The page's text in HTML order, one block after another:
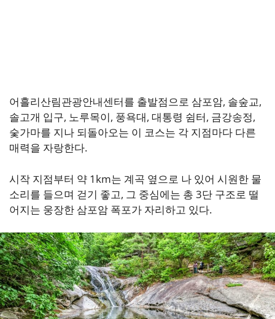
어흘리산림관광안내센터를 출발점으로 삼포암, 솔숲교,
솔고개 입구, 노루목이, 풍욕대, 대통령 쉼터, 금강송정,
숯가마를 지나 되돌아오는 이 코스는 각 지점마다 다른
매력을 자랑한다.
시작 지점부터 약 1km는 계곡 옆으로 나 있어 시원한 물
소리를 들으며 걷기 좋고, 그 중심에는 총 3단 구조로 떨
어지는 웅장한 삼포암 폭포가 자리하고 있다.